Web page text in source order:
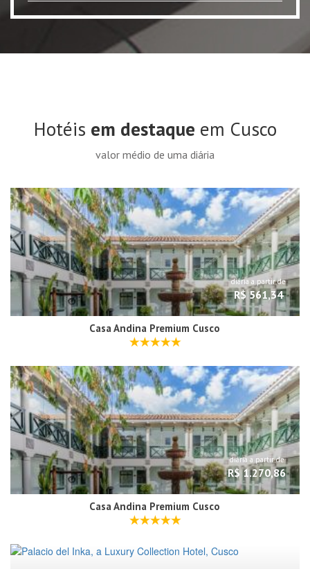
Hotéis em destaque em Cusco
valor médio de uma diária
diária a partir de
R$ 561,34
Casa Andina Premium Cusco
diária a partir de
R$ 1.270,86
Casa Andina Premium Cusco